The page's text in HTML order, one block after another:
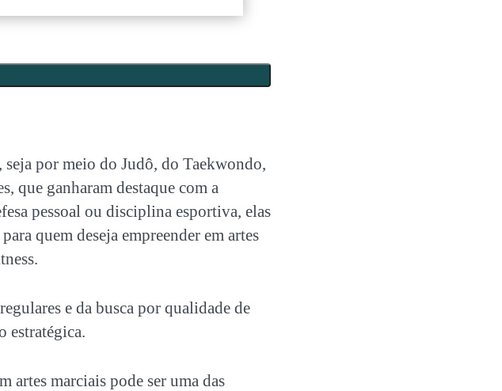
por meio do Judô, do Taekwondo,
que ganharam destaque com a
pessoal ou disciplina esportiva, elas
quem deseja empreender em artes
e da busca por qualidade de
estratégica.
artes marciais pode ser uma das